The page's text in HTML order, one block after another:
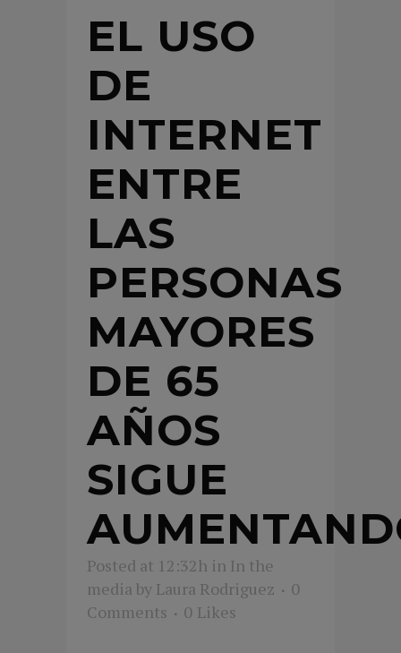
EL USO
DE
INTERNET
ENTRE
LAS
PERSONAS
MAYORES
DE 65
AÑOS
SIGUE
Posted at 12:32h in In the
media by Laura Rodriguez
0
Comments
0 Likes